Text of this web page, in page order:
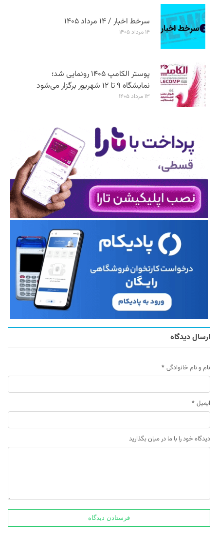
سرخط اخبار / ۱۴ مرداد ۱۴۰۵
۱۴ مرداد ۱۴۰۵
پوستر الکامپ ۱۴۰۵ رونمایی شد؛
نمایشگاه ۹ تا ۱۲ شهریور برگزار می‌شود
۱۳ مرداد ۱۴۰۵
ارسال دیدگاه
نام و نام خانوادگی *
ایمیل *
دیدگاه خود را با ما در میان بگذارید